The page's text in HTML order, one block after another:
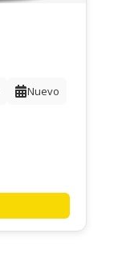
Nuevo